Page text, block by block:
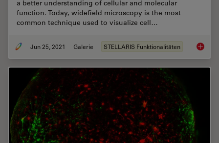
a better understanding of cellular and molecular
function. Today, widefield microscopy is the most
common technique used to visualize cell…
Jun 25, 2021 Galerie STELLARIS Funktionalitäten Live